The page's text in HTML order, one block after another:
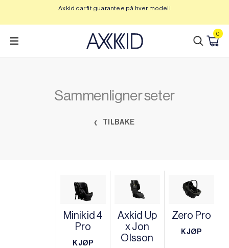
innhold
Axkid car fit guarantee på hver modell
0
Sammenligner seter
TILBAKE
Minikid 4
Pro
KJØP
Axkid Up
x Jon
Olsson
Zero Pro
KJØP